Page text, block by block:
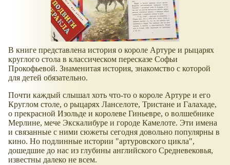
В книге представлена история о короле Артуре и рыцарях
круглого стола в классическом пересказе Софьи
Прокофьевой. Знаменитая история, знакомство с которой
для детей обязательно.
Почти каждый слышал хоть что-то о короле Артуре и его
Круглом столе, о рыцарях Ланселоте, Тристане и Галахаде,
о прекрасной Изольде и королеве Гиньевре, о волшебнике
Мерлине, мече Экскалибуре и городе Камелоте. Эти имена
и связанные с ними сюжеты сегодня довольно популярны в
кино. Но подлинные истории "артуровского цикла",
дошедшие до нас из глубины английского Средневековья,
известны далеко не всем.